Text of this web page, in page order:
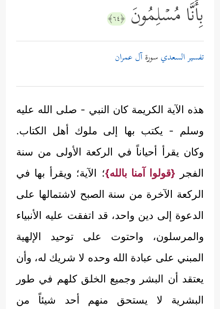
بِأَنَّا مُسۡلِمُونَ ﴿٦٤﴾
تفسير السعدي سورةآل عمران
هذه الآية الكريمة كان النبي - صلى الله عليه
وسلم - يكتب بها إلى ملوك أهل الكتاب.
وكان يقرأ أحياناً في الركعة الأولى من سنة
الفجر {قولوا آمنا بالله}؛ الآية؛ ويقرأ بها في
الركعة الآخرة من سنة الصبح لاشتمالها على
الدعوة إلى دين واحد، قد اتفقت عليه الأنبياء
والمرسلون، واحتوت على توحيد الإلهية
المبني على عبادة الله وحده لا شريك له، وأن
يعتقد أن البشر وجميع الخلق كلهم في طور
البشرية لا يستحق منهم أحد شيئاً من